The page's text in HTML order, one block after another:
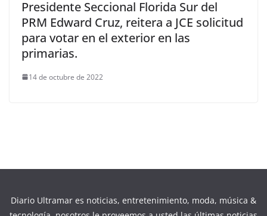
Presidente Seccional Florida Sur del
PRM Edward Cruz, reitera a JCE solicitud
para votar en el exterior en las
primarias.
14 de octubre de 2022
Diario Ultramar es noticias, entretenimiento, moda, música &